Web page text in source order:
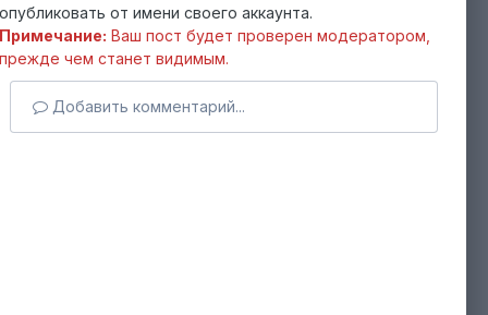
Грибочка в телеграмм)
опубликовать от имени своего аккаунта.
Примечание: Ваш пост будет проверен модератором,
прежде чем станет видимым.
Добавить комментарий...